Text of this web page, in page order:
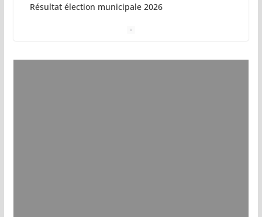
Résultat élection municipale 2026